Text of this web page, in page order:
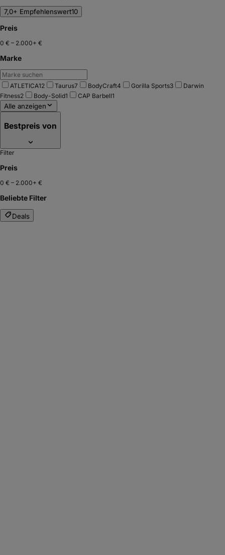
7,0+ Empfehlenswert10
Preis
0 € – 2.000+ €
Marke
ATLETICA12 Taurus7 BodyCraft4 Gorilla Sports3
Darwin
Fitness2 Body-Solid1 CAP Barbell1
Alle anzeigen
Bestpreis von
Filter
Preis
0 € – 2.000+ €
Beliebte Filter
Deals